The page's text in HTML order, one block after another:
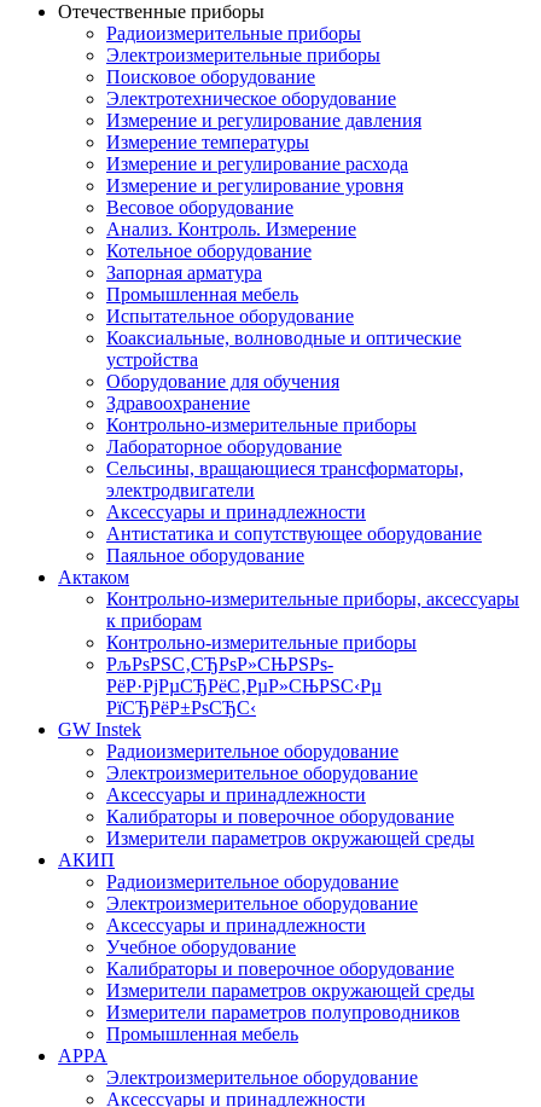
Отечественные приборы
Радиоизмерительные приборы
Электроизмерительные приборы
Поисковое оборудование
Электротехническое оборудование
Измерение и регулирование давления
Измерение температуры
Измерение и регулирование расхода
Измерение и регулирование уровня
Весовое оборудование
Анализ. Контроль. Измерение
Котельное оборудование
Запорная арматура
Промышленная мебель
Испытательное оборудование
Коаксиальные, волноводные и оптические
устройства
Оборудование для обучения
Здравоохранение
Контрольно-измерительные приборы
Лабораторное оборудование
Сельсины, вращающиеся трансформаторы,
электродвигатели
Аксессуары и принадлежности
Антистатика и сопутствующее оборудование
Паяльное оборудование
Актаком
Контрольно-измерительные приборы, аксессуары
к приборам
Контрольно-измерительные приборы
РљРѕРЅС‚СЂРѕР»СЊРЅРѕ-
РёР·РјРµСЂРёС‚РµР»СЊРЅС‹Рµ
РїСЂРёР±РѕСЂС‹
GW Instek
Радиоизмерительное оборудование
Электроизмерительное оборудование
Аксессуары и принадлежности
Калибраторы и поверочное оборудование
Измерители параметров окружающей среды
АКИП
Радиоизмерительное оборудование
Электроизмерительное оборудование
Аксессуары и принадлежности
Учебное оборудование
Калибраторы и поверочное оборудование
Измерители параметров окружающей среды
Измерители параметров полупроводников
Промышленная мебель
APPA
Электроизмерительное оборудование
Аксессуары и принадлежности